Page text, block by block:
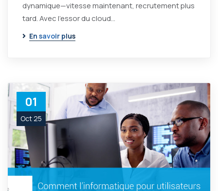
dynamique—vitesse maintenant, recrutement plus
tard. Avec l’essor du cloud...
En savoir plus
01
Oct 25